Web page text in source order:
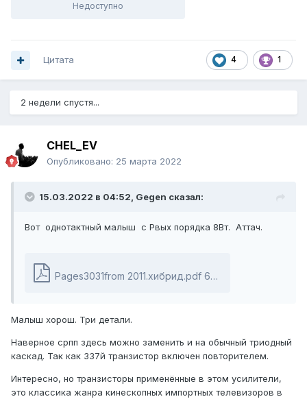
Недоступно
4 1
Цитата
2 недели спустя...
CHEL_EV
Опубликовано: 25 марта 2022
15.03.2022 в 04:52, Gegen сказал:
Вот однотактный малыш с Рвых порядка 8Вт. Аттач.
Pages3031from 2011.хибрид.pdf 643 \u041a\u0431
Малыш хорош. Три детали.
Наверное српп здесь можно заменить и на обычный триодный
каскад. Так как 337й транзистор включен повторителем.
Интересно, но транзисторы применённые в этом усилители,
это классика жанра кинескопных импортных телевизоров в